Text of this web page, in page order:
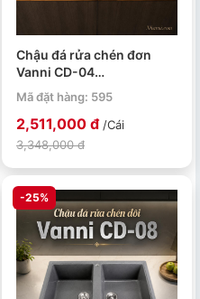
Chậu đá rửa chén đơn
Vanni CD-04
840x480x220mm màu
đen
Mã đặt hàng: 595
2,511,000 đ /Cái
3,348,000 đ
-25%